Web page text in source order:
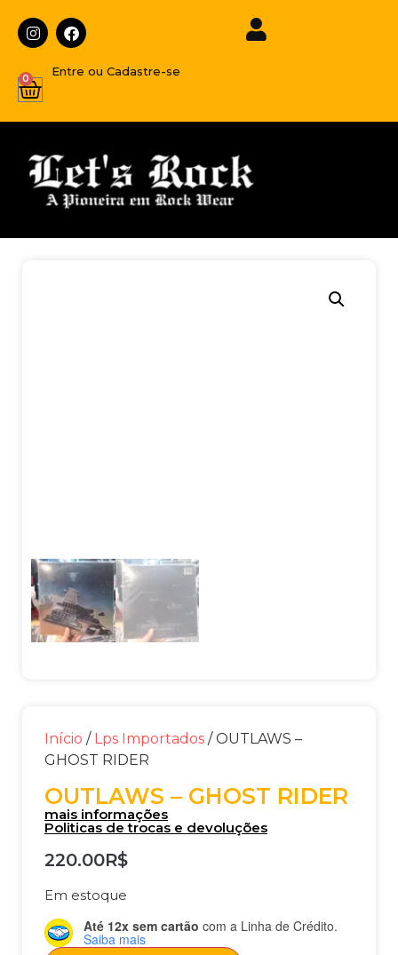
Entre ou Cadastre-se
0
Início / Lps Importados / OUTLAWS –
GHOST RIDER
OUTLAWS – GHOST RIDER
mais informações
Politicas de trocas e devoluções
220.00R$
Em estoque
Até 12x sem cartão com a Linha de Crédito.
Saiba mais